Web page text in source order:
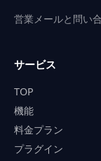
営業メールと問い
サービス
TOP
機能
料金プラン
プラグイン